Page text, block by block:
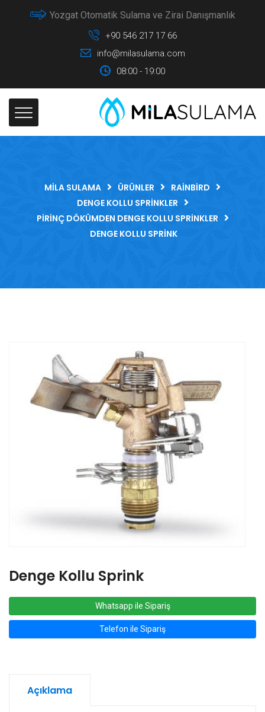
Yozgat Otomatik Sulama ve Zirai Danışmanlık
+90 546 217 17 66
info@milasulama.com
08:00 - 19:00
MILA SULAMA ÜRÜNLER
RAINBIRD
DENGE KOLLU SPRINKLER
PIRINÇ DÖKÜMDEN DENGE KOLLU SPRINKLER
DENGE KOLLU SPRINK
Denge Kollu Sprink
Whatsapp ile Sipariş
Telefon ile Sipariş
Açıklama